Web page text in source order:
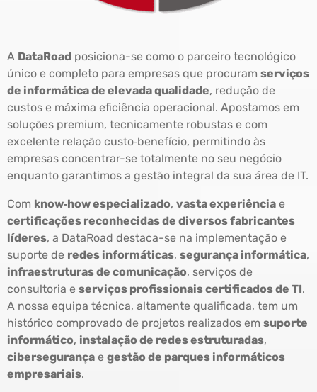
A DataRoad posiciona-se como o parceiro tecnológico
único e completo para empresas que procuram serviços
de informática de elevada qualidade, redução de
custos e máxima eficiência operacional. Apostamos em
soluções premium, tecnicamente robustas e com
excelente relação custo‑benefício, permitindo às
empresas concentrar-se totalmente no seu negócio
enquanto garantimos a gestão integral da sua área de IT.
Com know‑how especializado, vasta experiência e
certificações reconhecidas de diversos fabricantes
líderes, a DataRoad destaca-se na implementação e
suporte de redes informáticas, segurança informática,
infraestruturas de comunicação, serviços de
consultoria e serviços profissionais certificados de TI.
A nossa equipa técnica, altamente qualificada, tem um
histórico comprovado de projetos realizados em suporte
informático, instalação de redes estruturadas,
cibersegurança e gestão de parques informáticos
empresariais.